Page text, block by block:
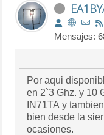
Mensajes:
Por aqui
en 2`3 Ghz. y 10
IN71TA y
bien desde la
ocasiones.